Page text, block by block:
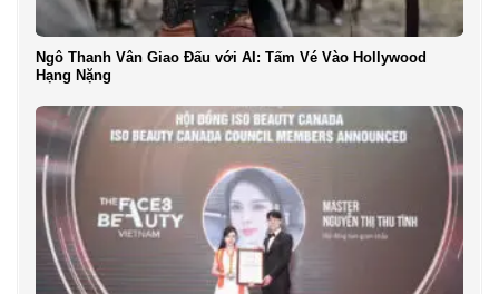
Ngô Thanh Vân Giao Đấu với AI: Tấm Vé Vào Hollywood
Hạng Nặng